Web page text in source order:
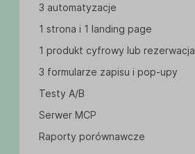
3 automatyzacje
1 strona i 1 landing page
1 produkt cyfrowy lub rezerwacja
3 formularze zapisu i pop-upy
Testy A/B
Serwer MCP
Raporty porównawcze